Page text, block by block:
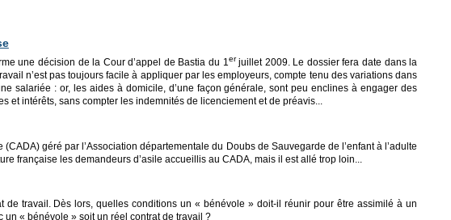
une décision de la Cour d’appel de Bastia du 1er juillet 2009. Le dossier fera date dans la
n’est pas toujours facile à appliquer par les employeurs, compte tenu des variations dans
salariée : or, les aides à domicile, d’une façon générale, sont peu enclines à engager des
et intérêts, sans compter les indemnités de licenciement et de préavis...
géré par l’Association départementale du Doubs de Sauvegarde de l’enfant à l’adulte
française les demandeurs d’asile accueillis au CADA, mais il est allé trop loin...
de travail. Dès lors, quelles conditions un « bénévole » doit-il réunir pour être assimilé à un
« bénévole » soit un réel contrat de travail ?